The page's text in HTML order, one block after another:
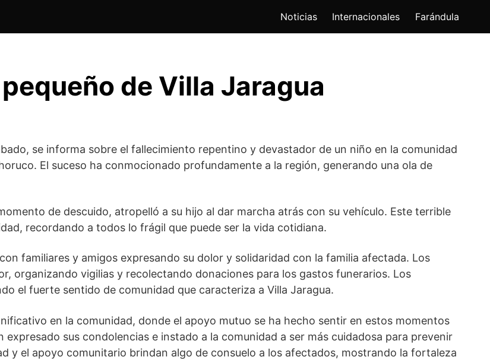
Noticias Internacionales Farándula
de Villa Jaragua
se informa sobre el fallecimiento repentino y devastador de un niño en la comunidad
El suceso ha conmocionado profundamente a la región, generando una ola de
de descuido, atropelló a su hijo al dar marcha atrás con su vehículo. Este terrible
recordando a todos lo frágil que puede ser la vida cotidiana.
familiares y amigos expresando su dolor y solidaridad con la familia afectada. Los
organizando vigilias y recolectando donaciones para los gastos funerarios. Los
el fuerte sentido de comunidad que caracteriza a Villa Jaragua.
en la comunidad, donde el apoyo mutuo se ha hecho sentir en estos momentos
sus condolencias e instado a la comunidad a ser más cuidadosa para prevenir
y el apoyo comunitario brindan algo de consuelo a los afectados, mostrando la fortaleza